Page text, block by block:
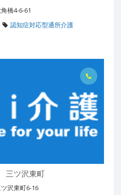
橋4-6-61
認知症対応型通所介護
三ツ沢東町
沢東町6-16